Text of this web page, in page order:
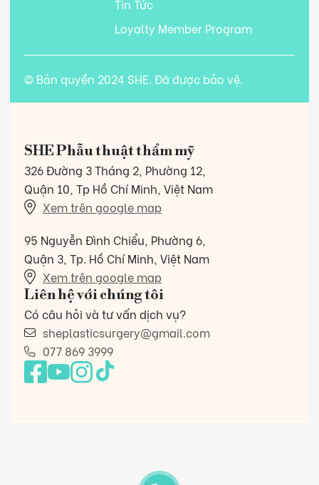
Tin Tức
Loyalty Member Program
© Bản quyền 2024 SHE. Đã được bảo vệ.
SHE Phẫu thuật thẩm mỹ
326 Đường 3 Tháng 2, Phường 12,
Quận 10, Tp Hồ Chí Minh, Việt Nam
Xem trên google map
95 Nguyễn Đình Chiểu, Phường 6,
Quận 3, Tp. Hồ Chí Minh, Việt Nam
Xem trên google map
Liên hệ với chúng tôi
Có câu hỏi và tư vấn dịch vụ?
sheplasticsurgery@gmail.com
077 869 3999